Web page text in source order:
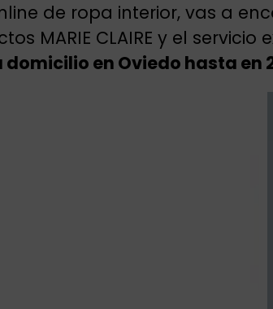
de ropa interior, vas a
MARIE CLAIRE y el servicio
domicilio en Oviedo hasta en